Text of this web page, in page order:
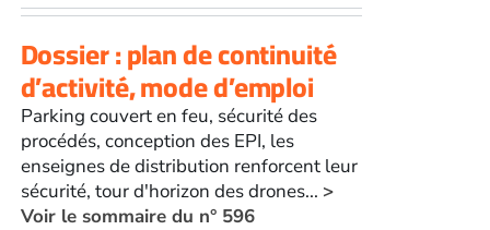
Dossier : plan de continuité
d’activité, mode d’emploi
Parking couvert en feu, sécurité des
procédés, conception des EPI, les
enseignes de distribution renforcent leur
sécurité, tour d'horizon des drones... >
Voir le sommaire du n° 596